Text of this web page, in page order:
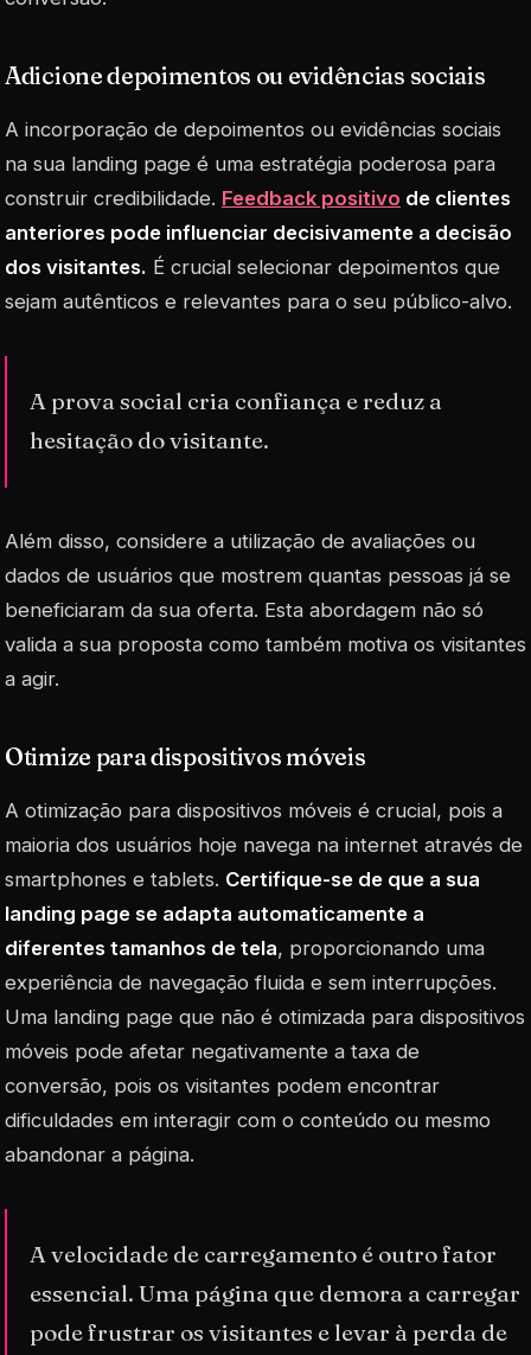
Adicione depoimentos ou evidências sociais
A incorporação de depoimentos ou evidências sociais
na sua landing page é uma estratégia poderosa para
construir credibilidade. Feedback positivo de clientes
anteriores pode influenciar decisivamente a decisão
dos visitantes. É crucial selecionar depoimentos que
sejam autênticos e relevantes para o seu público-alvo.
A prova social cria confiança e reduz a
hesitação do visitante.
Além disso, considere a utilização de avaliações ou
dados de usuários que mostrem quantas pessoas já se
beneficiaram da sua oferta. Esta abordagem não só
valida a sua proposta como também motiva os visitantes
a agir.
Otimize para dispositivos móveis
A otimização para dispositivos móveis é crucial, pois a
maioria dos usuários hoje navega na internet através de
smartphones e tablets. Certifique-se de que a sua
landing page se adapta automaticamente a
diferentes tamanhos de tela, proporcionando uma
experiência de navegação fluida e sem interrupções.
Uma landing page que não é otimizada para dispositivos
móveis pode afetar negativamente a taxa de
conversão, pois os visitantes podem encontrar
dificuldades em interagir com o conteúdo ou mesmo
abandonar a página.
A velocidade de carregamento é outro fator
essencial. Uma página que demora a carregar
pode frustrar os visitantes e levar à perda de